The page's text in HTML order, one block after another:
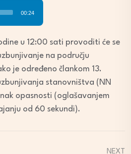
00:24
u 12:00 sati provoditi će se
na području
je određeno člankom 13.
stanovništva (NN
opasnosti (oglašavanjem
od 60 sekundi).
NEXT